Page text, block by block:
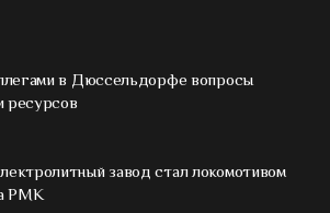
в Дюссельдорфе вопросы
ресурсов
завод стал локомотивом
РМК